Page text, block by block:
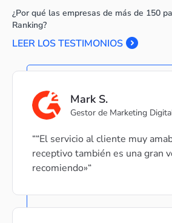
¿Por qué las empresas de más de 150
Ranking?
LEER LOS TESTIMONIOS
Mark S.
Gestor de Marketing
“El servicio al cliente muy
receptivo también es una gran
recomiendo»